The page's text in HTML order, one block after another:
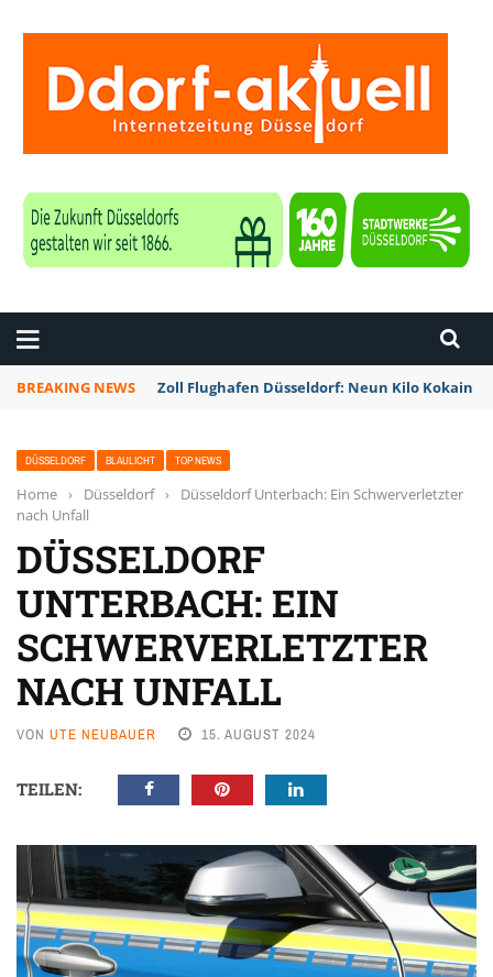
BREAKING NEWS Zoll Flughafen Düsseldorf: Neun Kilo Kokain
DÜSSELDORF BLAULICHT TOP NEWS
Home › Düsseldorf ›
Düsseldorf Unterbach: Ein Schwerverletzter
nach Unfall
DÜSSELDORF
UNTERBACH: EIN
SCHWERVERLETZTER
NACH UNFALL
VON UTE NEUBAUER 15. AUGUST 2024
TEILEN: